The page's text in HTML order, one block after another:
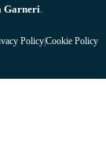
Garneri.
PolicyCookie Policy